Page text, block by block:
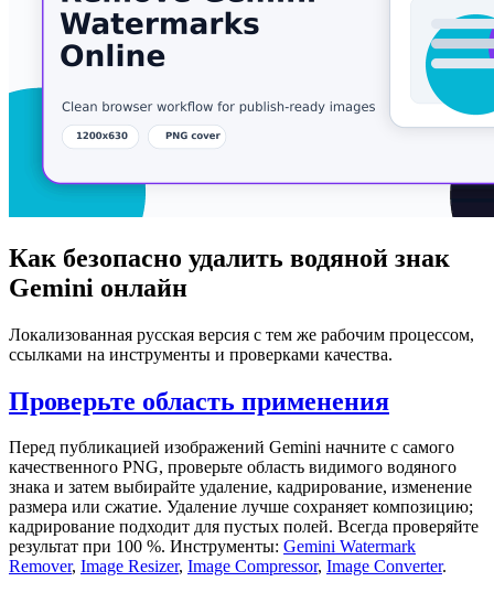
Как безопасно удалить водяной знак
Gemini онлайн
Локализованная русская версия с тем же рабочим процессом,
ссылками на инструменты и проверками качества.
Проверьте область применения
Перед публикацией изображений Gemini начните с самого
качественного PNG, проверьте область видимого водяного
знака и затем выбирайте удаление, кадрирование, изменение
размера или сжатие. Удаление лучше сохраняет композицию;
кадрирование подходит для пустых полей. Всегда проверяйте
результат при 100 %. Инструменты: Gemini Watermark
Remover, Image Resizer, Image Compressor, Image Converter.